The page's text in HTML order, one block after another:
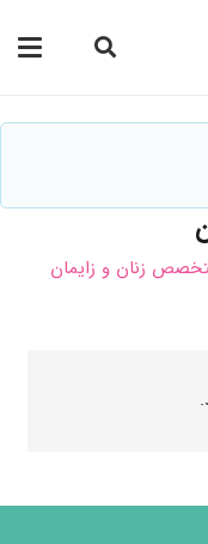
زنان و زایمان